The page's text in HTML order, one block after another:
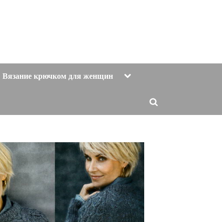
Вязание крючком для женщин Toggle
Toggle